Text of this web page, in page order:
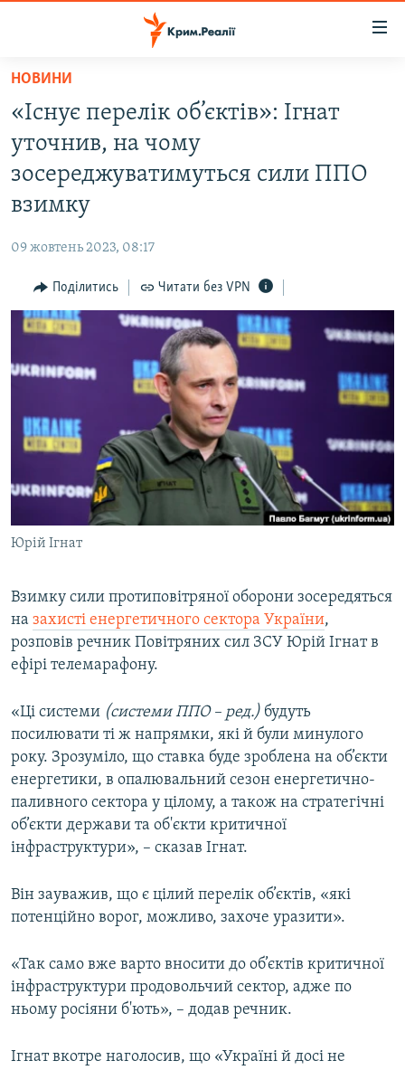
Перейти
основного
матеріалу
Перейти
до
основної
Перейти
пошуку
ВОДА.КРИМ
ІНТЕРВ'Ю
ВСЕ ЗА ДЕНЬ
ВІДЕОУРОКИ «ELIFBE»
СВІДЧЕННЯ ОКУПАЦІЇ
УКРАЇНСЬКА ПРОБЛЕМА КРИМУ
ІНФОГРАФІКА
ЯК ОБІЙТИ БЛОКУВАННЯ
Русский
Усі сайти RFE/RL
НОВИНИ
«Існує перелік об’єктів»: Ігнат
уточнив, на чому
зосереджуватимуться сили ППО
взимку
09 жовтень 2023, 08:17
Поділитись Читати без VPN
Юрій Ігнат
Взимку сили протиповітряної оборони зосередяться
на захисті енергетичного сектора України,
розповів речник Повітряних сил ЗСУ Юрій Ігнат в
ефірі телемарафону.
«Ці системи (системи ППО – ред.) будуть
посилювати ті ж напрямки, які й були минулого
року. Зрозуміло, що ставка буде зроблена на об’єкти
енергетики, в опалювальний сезон енергетично-
паливного сектора у цілому, а також на стратегічні
об’єкти держави та об'єкти критичної
інфраструктури», – сказав Ігнат.
Він зауважив, що є цілий перелік об’єктів, «які
потенційно ворог, можливо, захоче уразити».
«Так само вже варто вносити до об’єктів критичної
інфраструктури продовольчий сектор, адже по
ньому росіяни б'ють», – додав речник.
Ігнат вкотре наголосив, що «Україні й досі не